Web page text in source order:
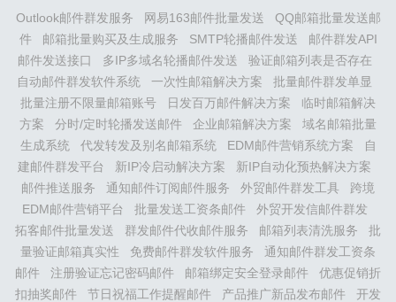
网络信息管理的需求在信息爆炸的时代，我们每天都面临着...
Outlook邮件群发服务 网易163邮件批量发送
QQ邮箱批量发送邮
件
邮箱批量购买及生成服务 SMTP轮播邮件发送
邮件群发API
邮件发送接口
多IP多域名轮播邮件发送
验证邮箱列表是否存在
自动邮件群发软件系统
一次性邮箱解决方案
批量邮件群发单显
批量注册不限量邮箱账号
日发百万邮件解决方案
临时邮箱解决
方案
分时/定时轮播发送邮件 企业邮箱解决方案
域名邮箱批量
生成系统
代发转发及别名邮箱系统 EDM邮件营销系统方案
自
建邮件群发平台
新IP冷启动解决方案
新IP自动化预热解决方案
邮件推送服务
通知邮件订阅邮件服务 外贸邮件群发工具
跨境
EDM邮件营销平台
批量发送工资条邮件
外贸开发信邮件群发
拓客邮件批量发送
群发邮件代收邮件服务 邮箱列表清洗服务
批
量验证邮箱真实性
免费邮件群发软件服务
通知邮件群发工资条
邮件
注册验证忘记密码邮件 邮箱绑定安全登录邮件
优惠促销折
扣抽奖邮件
节日祝福工作提醒邮件 产品推广新品发布邮件 开发